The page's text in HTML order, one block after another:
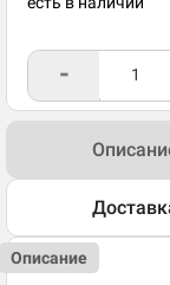
-
Описание